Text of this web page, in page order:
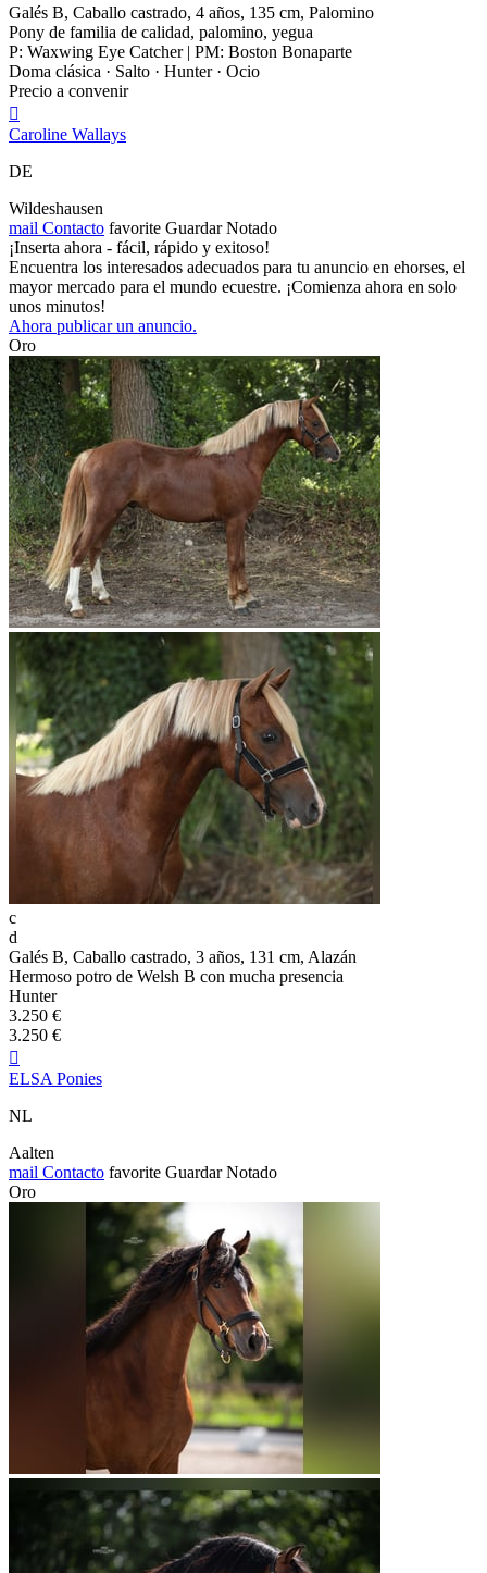
Galés B, Caballo castrado, 4 años, 135 cm, Palomino
Pony de familia de calidad, palomino, yegua
P: Waxwing Eye Catcher | PM: Boston Bonaparte
Doma clásica · Salto · Hunter · Ocio
Precio a convenir

Caroline Wallays
DE
Wildeshausen
mail Contacto favorite Guardar Notado
¡Inserta ahora - fácil, rápido y exitoso!
Encuentra los interesados adecuados para tu anuncio en ehorses, el
mayor mercado para el mundo ecuestre. ¡Comienza ahora en solo
unos minutos!
Ahora publicar un anuncio.
Oro
c
d
Galés B, Caballo castrado, 3 años, 131 cm, Alazán
Hermoso potro de Welsh B con mucha presencia
Hunter
3.250 €
3.250 €

ELSA Ponies
NL
Aalten
mail Contacto favorite Guardar Notado
Oro